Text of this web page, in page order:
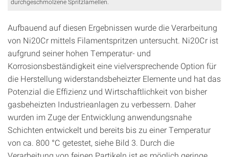
Aufbauend auf diesen Ergebnissen wurde die Verarbeitung
von Ni20Cr mittels Filamentspritzen untersucht. Ni20Cr ist
aufgrund seiner hohen Temperatur- und
Korrosionsbeständigkeit eine vielversprechende Option für
die Herstellung widerstandsbeheizter Elemente und hat das
Potenzial die Effizienz und Wirtschaftlichkeit von bisher
gasbeheizten Industrieanlagen zu verbessern. Daher
wurden im Zuge der Entwicklung anwendungsnahe
Schichten entwickelt und bereits bis zu einer Temperatur
von ca. 800 °C getestet, siehe Bild 3. Durch die